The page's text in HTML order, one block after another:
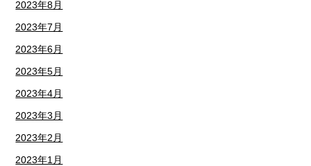
2023年8月
2023年7月
2023年6月
2023年5月
2023年4月
2023年3月
2023年2月
2023年1月